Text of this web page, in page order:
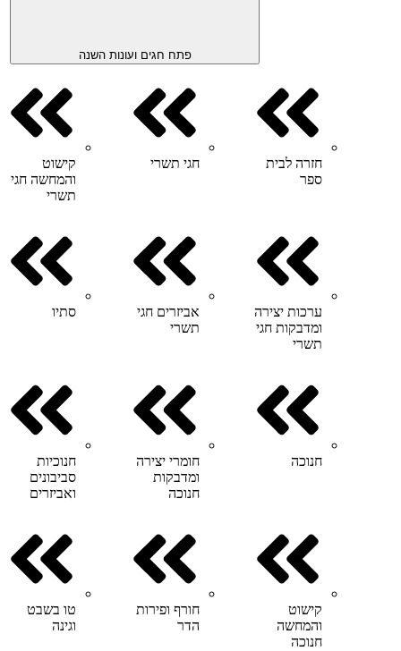
פתח חגים ועונות השנה
חזרה לבית
ספר
חגי תשרי
קישוט
והמחשה חגי
תשרי
ערכות יצירה
ומדבקות חגי
תשרי
אביזרים חגי
תשרי
סתיו
חנוכה
חומרי יצירה
ומדבקות
חנוכה
חנוכיות
סביבונים
ואביזרים
קישוט
והמחשה
חנוכה
חורף ופירות
הדר
טו בשבט
וגינה